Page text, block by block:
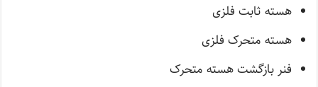
هسته ثابت فلزی
هسته متحرک فلزی
فنر بازگشت هسته متحرک